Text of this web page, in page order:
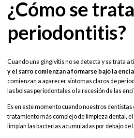
¿Cómo se
periodontitis?
Cuando una gingivitis no se detecta y se trata a
y el sarro comienzan a formarse bajo la
comienzan a aparecer síntomas claros de
las bolsas periodontales o la recesión de las
Es en este momento cuando nuestros dentistas
tratamiento más complejo de limpieza dental,
limpian las bacterias acumuladas por debajo de